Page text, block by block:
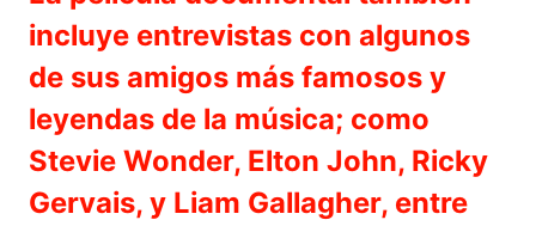
incluye entrevistas con algunos
de sus amigos más famosos y
leyendas de la música; como
Stevie Wonder, Elton John, Ricky
Gervais, y Liam Gallagher, entre